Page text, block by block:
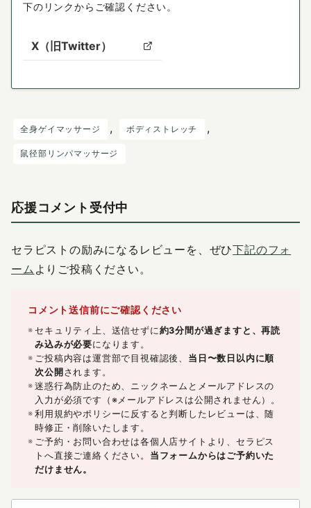
下のリンクからご確認ください。
X（旧Twitter）
全身ゲイマッサージ , ボディストレッチ ,
鼠径部リンパマッサージ
応援コメント受付中
セラピストの励みになるレビューを、ぜひ下記のフォ
ーム よりご投稿ください。
コメント送信前にご確認ください
セキュリティ上、送信せずに約3分間が過ぎますと、再読
み込みが必要になります。
ご投稿内容は運営部で目視確認後、 当日〜数日以内に順
次公開 されます。
迷惑行為防止のため、ニックネームとメールアドレスの
入力が必須です（※メールアドレスは公開されません）。
利用規約やポリシーに反すると判断したレビューは、随
時修正・削除いたします。
ご予約・お問い合わせは各個人店サイトより、セラピス
トへ直接ご連絡ください。 当フォームからはご予約いた
だけません。